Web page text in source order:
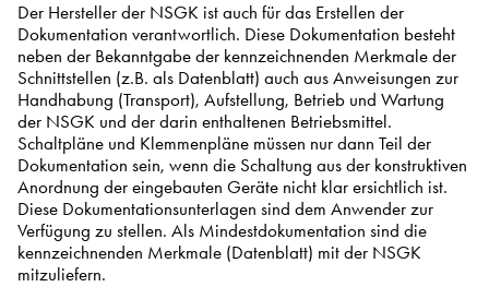
Der Hersteller der NSGK ist auch für das Erstellen der
Dokumentation verantwortlich. Diese Dokumentation besteht
neben der Bekanntgabe der kennzeichnenden Merkmale der
Schnittstellen (z.B. als Datenblatt) auch aus Anweisungen zur
Handhabung (Transport), Aufstellung, Betrieb und Wartung
der NSGK und der darin enthaltenen Betriebsmittel.
Schaltpläne und Klemmenpläne müssen nur dann Teil der
Dokumentation sein, wenn die Schaltung aus der konstruktiven
Anordnung der eingebauten Geräte nicht klar ersichtlich ist.
Diese Dokumentationsunterlagen sind dem Anwender zur
Verfügung zu stellen. Als Mindestdokumentation sind die
kennzeichnenden Merkmale (Datenblatt) mit der NSGK
mitzuliefern.